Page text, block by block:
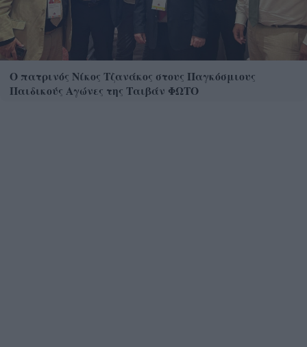
Ο πατρινός Νίκος Τζανάκος στους Παγκόσμιους
Παιδικούς Αγώνες της Ταιβάν ΦΩΤΟ